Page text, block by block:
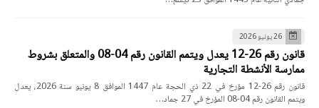
26 يونيو 2026
قانون رقم 26-12 يعدل ويتمم القانون رقم 04-08 والمتعلق بشروط
ممارسة الأنشطة التجارية
قانون رقم 26-12 مؤرخ في 22 ذي الحجة عام 1447 الموافق 8 يونيو سنة 2026، يعدل
ويتمم القانون رقم 04-08 المؤرخ في 27 جماد…